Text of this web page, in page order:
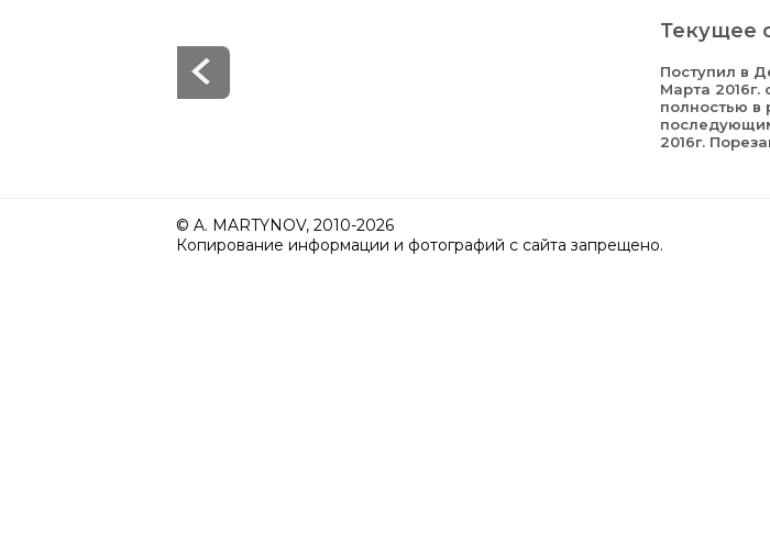
Текущее
Поступил в
Марта 2016г.
полностью в
2016г.
© A. MARTYNOV, 2010-2026
Копирование информации и фотографий с сайта запрещено.